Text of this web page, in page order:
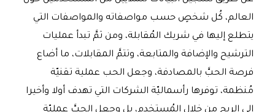
العالم، كُل شخصٍ حسب مواصفاته والمواصفات التي
يتطلع إليها في شريك المُقابلة، ومن ثمَّ تبدأ عمليات
الترشيح والإضافة والمتابعة، وتتمَّ المقابلات، ما أضاع
فرصة الحبَّ بالمصادفة، وجعل الحب عملية تقنيّة
مُنظمة، توفرها رأسماليّة الشركات التي تهدف أولا وأخيرا
إلى الربح من خلال المُستخدم، بل وجعل الحبَّ عمليّة